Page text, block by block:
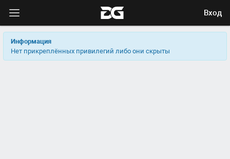
Вход
Информация
Нет прикреплённых привилегий либо они скрыты